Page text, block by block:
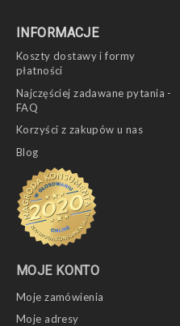
INFORMACJE
Koszty dostawy i formy
płatności
Najczęściej zadawane pytania -
FAQ
Korzyści z zakupów u nas
Blog
MOJE KONTO
Moje zamówienia
Moje adresy